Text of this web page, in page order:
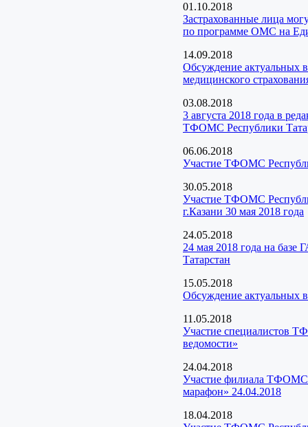
01.10.2018
Застрахованные лица
по программе ОМС на
14.09.2018
Обсуждение актуальных
медицинского
03.08.2018
3 августа 2018 года в
ТФОМС Республики
06.06.2018
Участие ТФОМС
30.05.2018
Участие ТФОМС
г.Казани 30 мая 2018 года
24.05.2018
24 мая 2018 года на
Татарстан
15.05.2018
Обсуждение актуальных
11.05.2018
Участие специалистов
ведомости»
24.04.2018
Участие филиала ТФОМС
марафон» 24.04.2018
18.04.2018